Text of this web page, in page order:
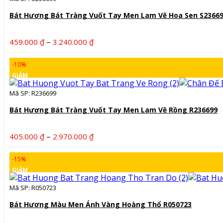
Bát Hương Bát Tràng Vuốt Tay Men Lam Vẽ Hoa Sen
459.000 ₫ – 3.240.000 ₫Khoảng
đến
-10%
GIẢM
Mã SP: R236699
Bát Hương Bát Tràng Vuốt Tay Men Lam Vẽ Rồng R236699
405.000 ₫ – 2.970.000 ₫Khoảng
đến
-15%
GIẢM
Mã SP: R050723
Bát Hương Màu Men Ánh Vàng Hoàng Thổ R050723